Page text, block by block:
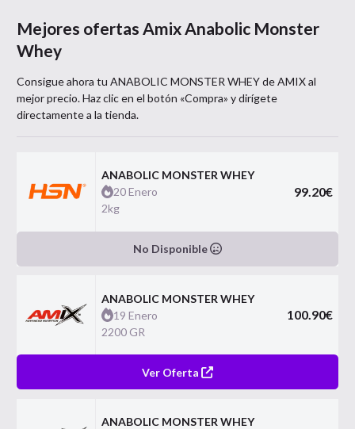
Mejores ofertas Amix Anabolic Monster
Whey
Consigue ahora tu ANABOLIC MONSTER WHEYdeAMIXal
mejor precio. Haz clic en el botón «Compra» y dirígete
directamente a la tienda.
ANABOLIC MONSTER WHEY
20 Enero
2kg
99.20€
No Disponible
ANABOLIC MONSTER WHEY
19 Enero
2200 GR
100.90€
Ver Oferta
ANABOLIC MONSTER WHEY